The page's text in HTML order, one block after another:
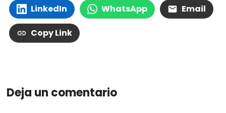
LinkedIn WhatsApp Email
Copy Link
Deja un comentario